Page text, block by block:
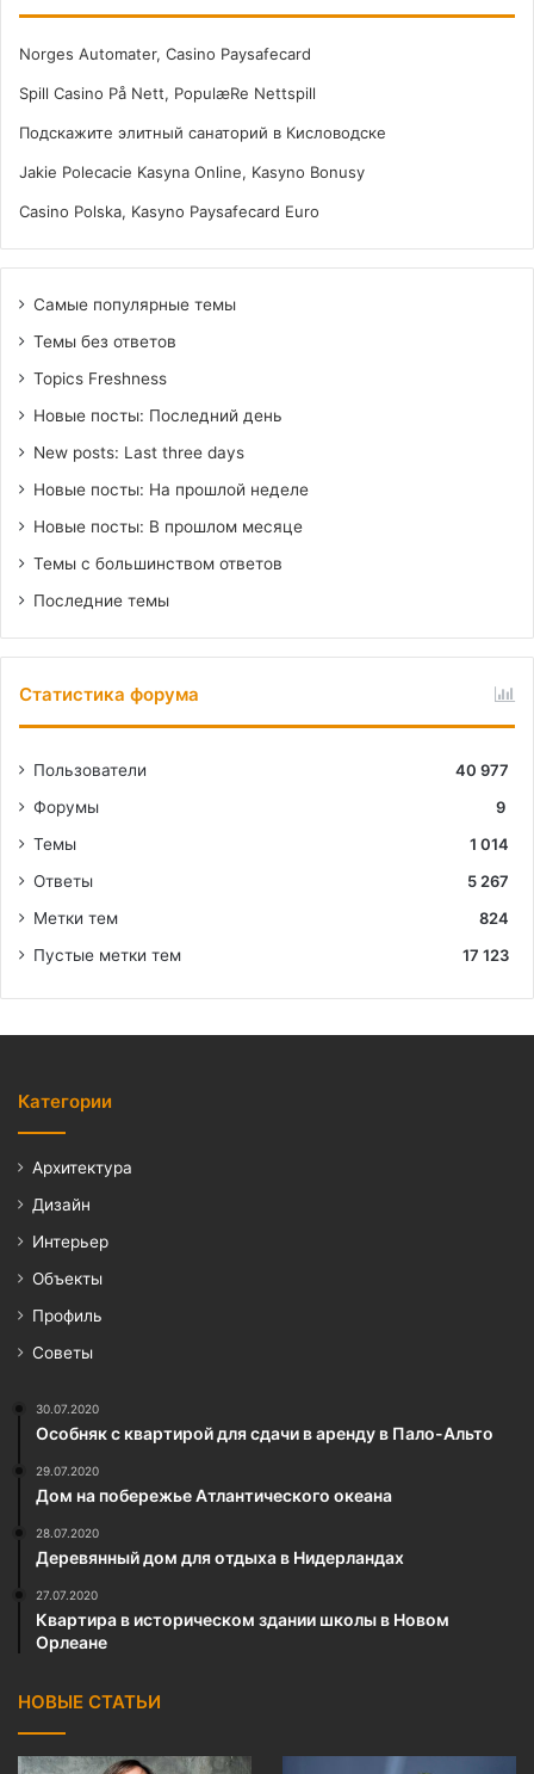
Norges Automater, Casino Paysafecard
Spill Casino På Nett, PopulæRe Nettspill
Подскажите элитный санаторий в Кисловодске
Jakie Polecacie Kasyna Online, Kasyno Bonusy
Casino Polska, Kasyno Paysafecard Euro
Самые популярные темы
Темы без ответов
Topics Freshness
Новые посты: Последний день
New posts: Last three days
Новые посты: На прошлой неделе
Новые посты: В прошлом месяце
Темы с большинством ответов
Последние темы
Статистика форума
Пользователи
40 977
Форумы
9
Темы
1 014
Ответы
5 267
Метки тем
824
Пустые метки тем
17 123
Категории
Архитектура
Дизайн
Интерьер
Объекты
Профиль
Советы
30.07.2020
Особняк с квартирой для сдачи в аренду в Пало-Альто
29.07.2020
Дом на побережье Атлантического океана
28.07.2020
Деревянный дом для отдыха в Нидерландах
27.07.2020
Квартира в историческом здании школы в Новом
Орлеане
НОВЫЕ СТАТЬИ